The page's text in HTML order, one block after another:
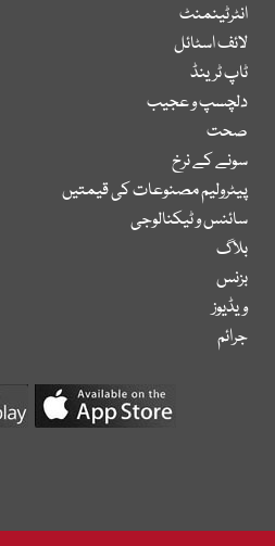
انٹرٹینمنٹ
لائف اسٹائل
ٹاپ ٹرینڈ
دلچسپ و عجیب
صحت
سونے کے نرخ
پیٹرولیم مصنوعات کی قیمتیں
سائنس و ٹیکنالوجی
بلاگ
بزنس
ویڈیوز
جرائم